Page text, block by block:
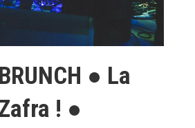
● La
! ●